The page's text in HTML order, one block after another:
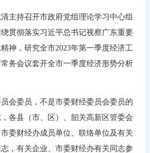
持召开市政府党组理论学习中心组
贯彻落实习近平总书记视察广东重要
神，研究全市2023年第一季度经济工
务会议套开全市一季度经济形势分析
委员，不是市委财经委员会委员的
各县（市、区）、韶关高新区管委会
委财经办成员单位、联络单位及有关
，有关企业、市委财经办有关同志参